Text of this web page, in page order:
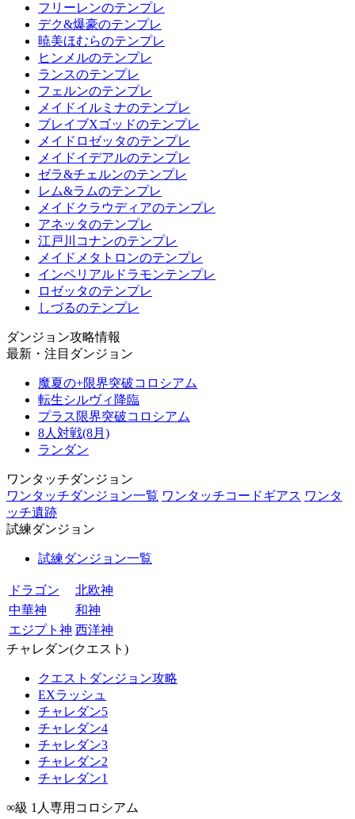
フリーレンのテンプレ
デク&爆豪のテンプレ
暁美ほむらのテンプレ
ヒンメルのテンプレ
ランスのテンプレ
フェルンのテンプレ
メイドイルミナのテンプレ
ブレイブXゴッドのテンプレ
メイドロゼッタのテンプレ
メイドイデアルのテンプレ
ゼラ&チェルンのテンプレ
レム&ラムのテンプレ
メイドクラウディアのテンプレ
アネッタのテンプレ
江戸川コナンのテンプレ
メイドメタトロンのテンプレ
インペリアルドラモンテンプレ
ロゼッタのテンプレ
しづるのテンプレ
ダンジョン攻略情報
最新・注目ダンジョン
魔夏の+限界突破コロシアム
転生シルヴィ降臨
プラス限界突破コロシアム
8人対戦(8月)
ランダン
ワンタッチダンジョン
ワンタッチダンジョン一覧 ワンタッチコードギアス ワンタ
ッチ遺跡
試練ダンジョン
試練ダンジョン一覧
ドラゴン
北欧神
中華神
和神
エジプト神 西洋神
チャレダン(クエスト)
クエストダンジョン攻略
EXラッシュ
チャレダン5
チャレダン4
チャレダン3
チャレダン2
チャレダン1
∞級 1人専用コロシアム